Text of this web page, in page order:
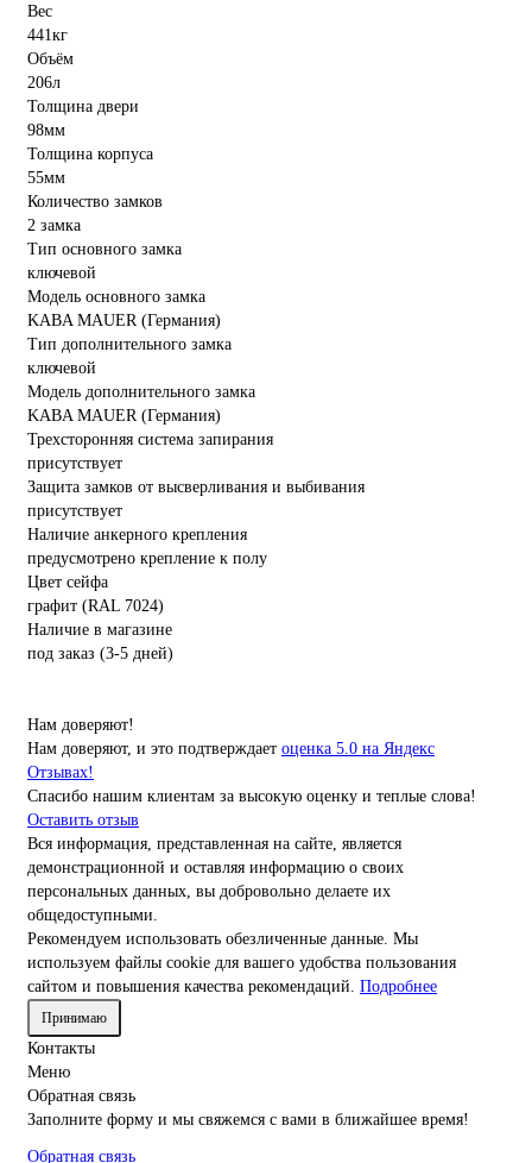
Вес
441кг
Объём
206л
Толщина двери
98мм
Толщина корпуса
55мм
Количество замков
2 замка
Тип основного замка
ключевой
Модель основного замка
KABA MAUER (Германия)
Тип дополнительного замка
ключевой
Модель дополнительного замка
KABA MAUER (Германия)
Трехсторонняя система запирания
присутствует
Защита замков от высверливания и выбивания
присутствует
Наличие анкерного крепления
предусмотрено крепление к полу
Цвет сейфа
графит (RAL 7024)
Наличие в магазине
под заказ (3-5 дней)
Нам доверяют!
Нам доверяют, и это подтверждает оценка 5.0 на Яндекс
Отзывах!
Спасибо нашим клиентам за высокую оценку и теплые слова!
Оставить отзыв
Вся информация, представленная на сайте, является
демонстрационной и оставляя информацию о своих
персональных данных, вы добровольно делаете их
общедоступными.
Рекомендуем использовать обезличенные данные. Мы
используем файлы cookie для вашего удобства пользования
сайтом и повышения качества рекомендаций. Подробнее
Принимаю
Контакты
Меню
Обратная связь
Заполните форму и мы свяжемся с вами в ближайшее время!
Обратная связь